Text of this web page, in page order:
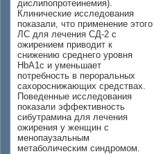
дислипопротеинемия).
Клинические исследования
показали, что применение этого
ЛС для лечения СД-2 с
ожирением приводит к
снижению среднего уровня
HbA1c и уменьшает
потребность в пероральных
сахороснижающих средствах.
Поведенные исследования
показали эффективность
сибутрамина для лечения
ожирения у женщин с
менопаузальным
метаболическим синдромом.